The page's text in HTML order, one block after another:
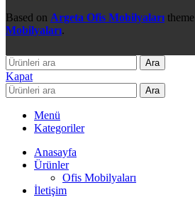
Based on Argeta Ofis Mobilyaları theme
Mobilyaları.
Ara
Kapat
Ara
Menü
Kategoriler
Anasayfa
Ürünler
Ofis Mobilyaları
İletişim